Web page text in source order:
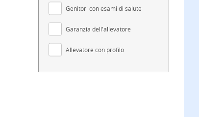
Genitori con esami di salute
Garanzia dell'allevatore
Allevatore con profilo